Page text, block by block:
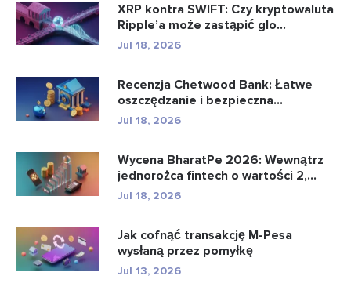
XRP kontra SWIFT: Czy kryptowaluta
Ripple’a może zastąpić glo...
Jul 18, 2026
Recenzja Chetwood Bank: Łatwe
oszczędzanie i bezpieczna
bankowo�...
Jul 18, 2026
Wycena BharatPe 2026: Wewnątrz
jednorożca fintech o wartości 2,...
Jul 18, 2026
Jak cofnąć transakcję M-Pesa
wysłaną przez pomyłkę
Jul 13, 2026